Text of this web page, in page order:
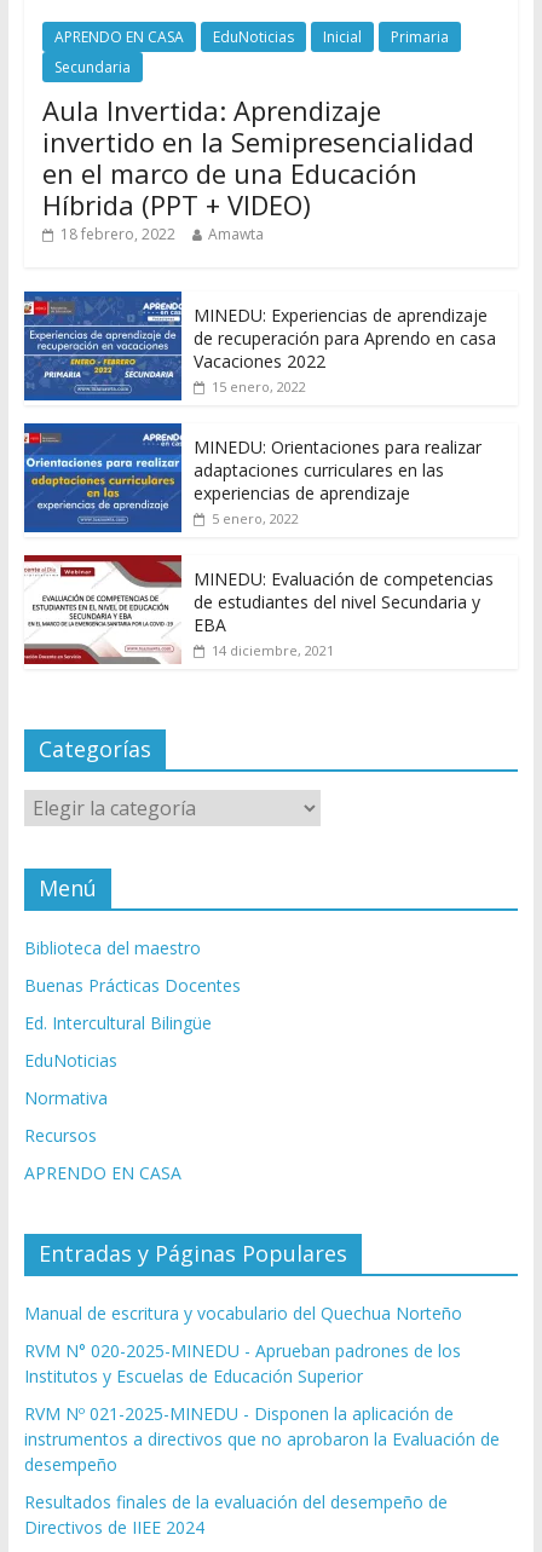
APRENDO EN CASA EduNoticias Inicial
Primaria
Secundaria
Aula Invertida: Aprendizaje
invertido en la Semipresencialidad
en el marco de una Educación
Híbrida (PPT + VIDEO)
18 febrero, 2022 Amawta
MINEDU: Experiencias de aprendizaje
de recuperación para Aprendo en casa
Vacaciones 2022
15 enero, 2022
MINEDU: Orientaciones para realizar
adaptaciones curriculares en las
experiencias de aprendizaje
5 enero, 2022
MINEDU: Evaluación de competencias
de estudiantes del nivel Secundaria y
EBA
14 diciembre, 2021
Categorías
Categorías
Menú
Biblioteca del maestro
Buenas Prácticas Docentes
Ed. Intercultural Bilingüe
EduNoticias
Normativa
Recursos
APRENDO EN CASA
Entradas y Páginas Populares
Manual de escritura y vocabulario del Quechua Norteño
RVM N° 020-2025-MINEDU - Aprueban padrones de los
Institutos y Escuelas de Educación Superior
RVM Nº 021-2025-MINEDU - Disponen la aplicación de
instrumentos a directivos que no aprobaron la Evaluación de
desempeño
Resultados finales de la evaluación del desempeño de
Directivos de IIEE 2024